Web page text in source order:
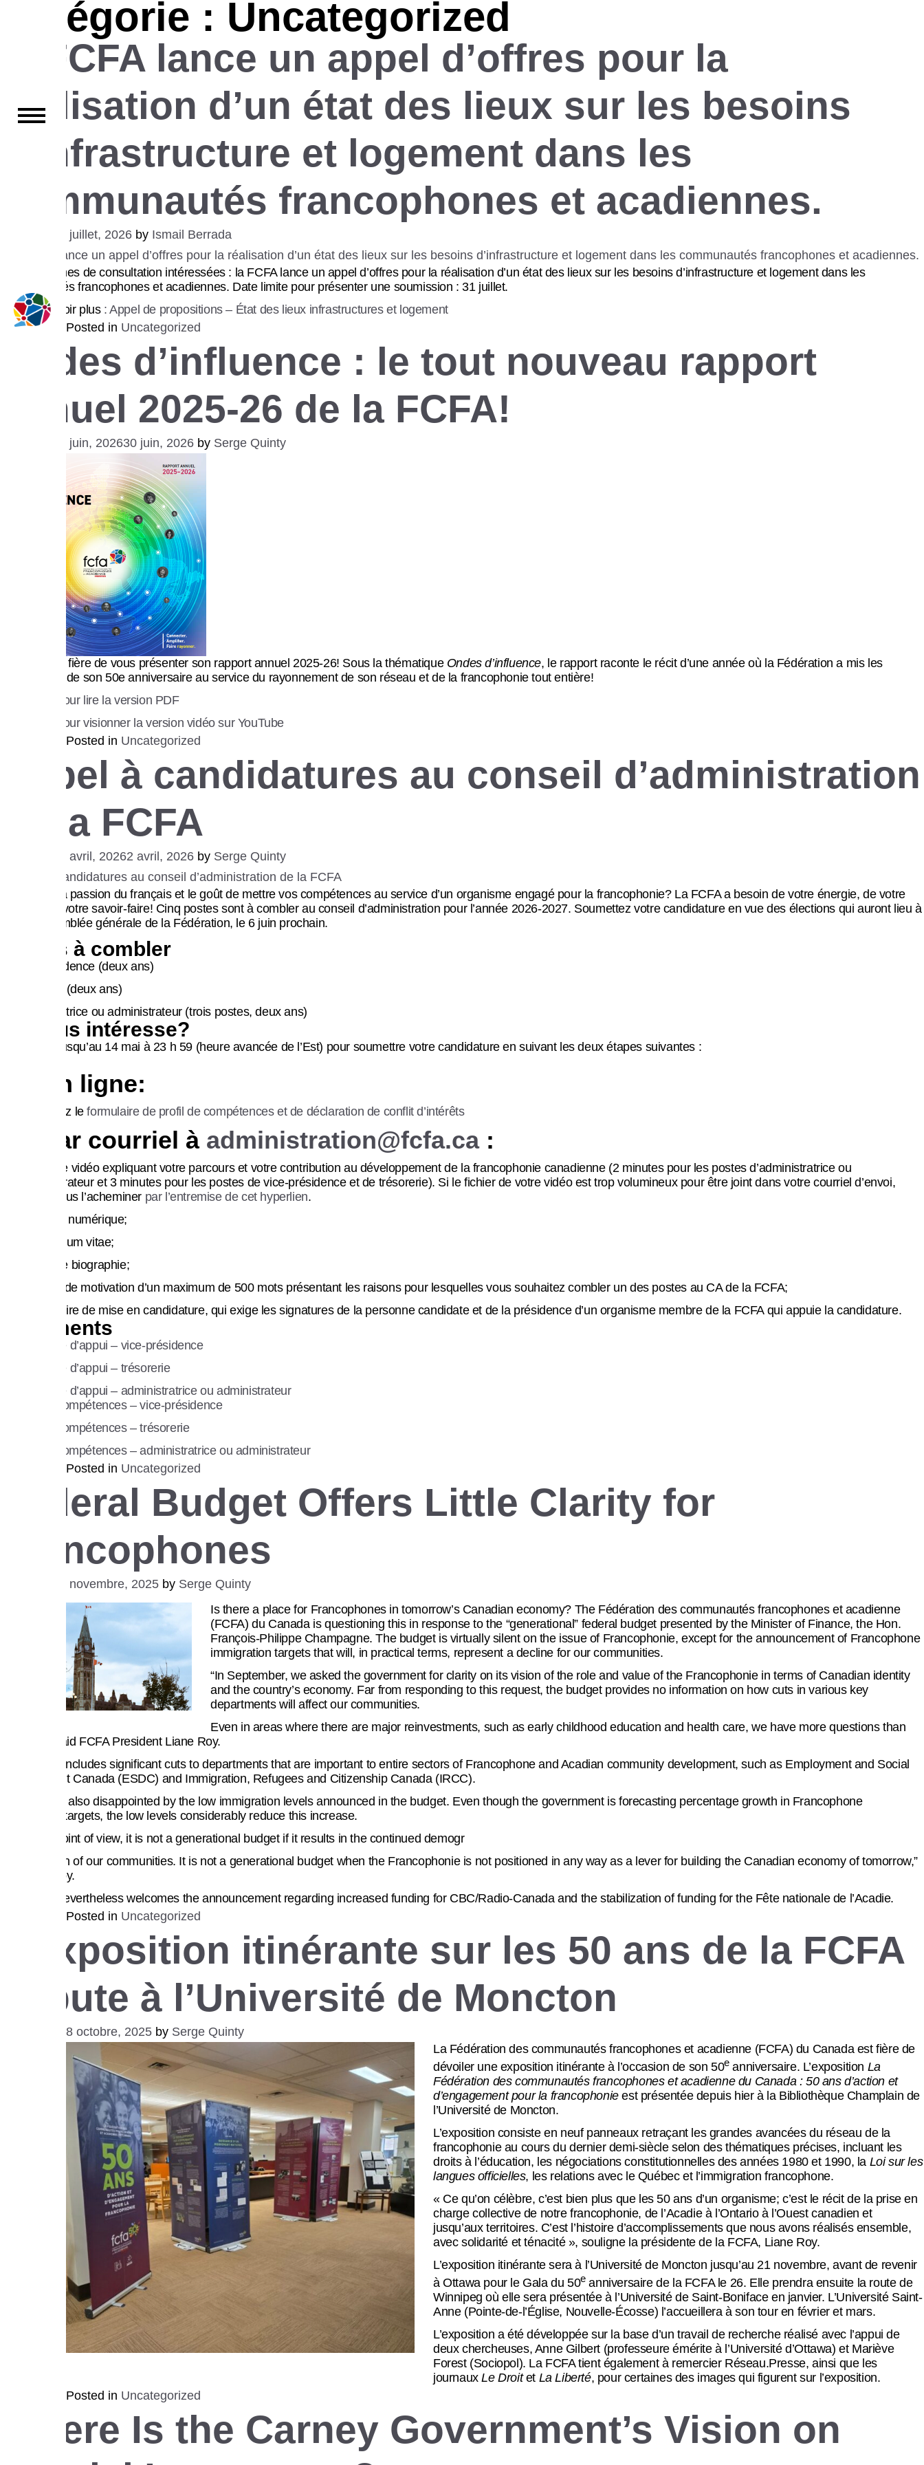
Ce que nous faisons
Événements
Ressources
Espace membre
Catégorie : Uncategorized
la FCFA lance un appel d’offres pour la
réalisation d’un état des lieux sur les besoins
d’infrastructure et logement dans les
communautés francophones et acadiennes.
6 juillet, 2026 by Ismail Berrada
Avis aux firmes de consultation intéressées : la FCFA lance un appel d’offres pour la réalisation d’un état des lieux sur les besoins d’infrastructure et logement dans les
communautés francophones et acadiennes. Date limite pour présenter une soumission : 31 juillet.
Pour en savoir plus : Appel de propositions – État des lieux infrastructures et logement
Posted in Uncategorized
Ondes d’influence : le tout nouveau rapport
annuel 2025-26 de la FCFA!
9 juin, 202630 juin, 2026 by Serge Quinty
La FCFA est fière de vous présenter son rapport annuel 2025-26! Sous la thématique Ondes d’influence, le rapport raconte le récit d’une année où la Fédération a mis les
célébrations de son 50e anniversaire au service du rayonnement de son réseau et de la francophonie tout entière!
Cliquez ici pour lire la version PDF
Cliquez ici pour visionner la version vidéo sur YouTube
Posted in Uncategorized
Appel à candidatures au conseil d’administration
de la FCFA
2 avril, 20262 avril, 2026 by Serge Quinty
Vous avez la passion du français et le goût de mettre vos compétences au service d’un organisme engagé pour la francophonie? La FCFA a besoin de votre énergie, de votre
vision et de votre savoir-faire! Cinq postes sont à combler au conseil d’administration pour l’année 2026-2027. Soumettez votre candidature en vue des élections qui auront lieu à
la 51e assemblée générale de la Fédération, le 6 juin prochain.
Postes à combler
Vice-présidence (deux ans)
Trésorerie (deux ans)
Administratrice ou administrateur (trois postes, deux ans)
Ça vous intéresse?
Vous avez jusqu’au 14 mai à 23 h 59 (heure avancée de l’Est) pour soumettre votre candidature en suivant les deux étapes suivantes :
1 – En ligne:
Remplissez leformulaire de profil de compétences et de déclaration de conflit d’intérêts
2 – Par courriel à administration@fcfa.ca:
Une courte vidéo expliquant votre parcours et votre contribution au développement de la francophonie canadienne (2 minutes pour les postes d’administratrice ou
d’administrateur et 3 minutes pour les postes de vice-présidence et de trésorerie). Si le fichier de votre vidéo est trop volumineux pour être joint dans votre courriel d’envoi,
veuillez nous l’acheminer par l’entremise de cet hyperlien.
Une photo numérique;
Un curriculum vitae;
Une courte biographie;
Une lettre de motivation d’un maximum de 500 mots présentant les raisons pour lesquelles vous souhaitez combler un des postes au CA de la FCFA;
Le formulaire de mise en candidature, qui exige les signatures de la personne candidate et de la présidence d’un organisme membre de la FCFA qui appuie la candidature.
Documents
Formulaire d’appui – vice-présidence
Formulaire d’appui – trésorerie
Formulaire d’appui – administratrice ou administrateur
Profil de compétences – vice-présidence
Profil de compétences – trésorerie
Profil de compétences – administratrice ou administrateur
Posted in Uncategorized
Federal Budget Offers Little Clarity for
Francophones
4 novembre, 2025 by Serge Quinty
Is there a place for Francophones in tomorrow’s Canadian economy? The Fédération des communautés francophones et acadienne
(FCFA) du Canada is questioning this in response to the “generational” federal budget presented by the Minister of Finance, the Hon.
François-Philippe Champagne. The budget is virtually silent on the issue of Francophonie, except for the announcement of Francophone
immigration targets that will, in practical terms, represent a decline for our communities.
“In September, we asked the government for clarity on its vision of the role and value of the Francophonie in terms of Canadian identity
and the country’s economy. Far from responding to this request, the budget provides no information on how cuts in various key
departments will affect our communities.
Even in areas where there are major reinvestments, such as early childhood education and health care, we have more questions than
answers,” said FCFA President Liane Roy.
The budget includes significant cuts to departments that are important to entire sectors of Francophone and Acadian community development, such as Employment and Social
Development Canada (ESDC) and Immigration, Refugees and Citizenship Canada (IRCC).
The FCFA is also disappointed by the low immigration levels announced in the budget. Even though the government is forecasting percentage growth in Francophone
immigration targets, the low levels considerably reduce this increase.
“From our point of view, it is not a generational budget if it results in the continued demogr
aphic erosion of our communities. It is not a generational budget when the Francophonie is not positioned in any way as a lever for building the Canadian economy of tomorrow,”
adds Ms. Roy.
The FCFA nevertheless welcomes the announcement regarding increased funding for CBC/Radio-Canada and the stabilization of funding for the Fête nationale de l’Acadie.
Posted in Uncategorized
L’exposition itinérante sur les 50 ans de la FCFA
débute à l’Université de Moncton
28 octobre, 2025 by Serge Quinty
La Fédération des communautés francophones et acadienne (FCFA) du Canada est fière de
dévoiler une exposition itinérante à l’occasion de son 50eanniversaire. L’exposition La
Fédération des communautés francophones et acadienne du Canada : 50 ans d’action et
d’engagement pour la francophonieest présentée depuis hier à la Bibliothèque Champlain de
l’Université de Moncton.
L’exposition consiste en neuf panneaux retraçant les grandes avancées du réseau de la
francophonie au cours du dernier demi-siècle selon des thématiques précises, incluant les
droits à l’éducation, les négociations constitutionnelles des années 1980 et 1990, la Loi sur les
langues officielles, les relations avec le Québec et l’immigration francophone.
« Ce qu’on célèbre, c’est bien plus que les 50 ans d’un organisme; c’est le récit de la prise en
charge collective de notre francophonie, de l’Acadie à l’Ontario à l’Ouest canadien et
jusqu’aux territoires. C’est l’histoire d’accomplissements que nous avons réalisés ensemble,
avec solidarité et ténacité », souligne la présidente de la FCFA, Liane Roy.
L’exposition itinérante sera à l’Université de Moncton jusqu’au 21 novembre, avant de revenir
à Ottawa pour le Gala du 50eanniversaire de la FCFA le 26. Elle prendra ensuite la route de
Winnipeg où elle sera présentée à l’Université de Saint-Boniface en janvier. L’Université Saint-
Anne (Pointe-de-l’Église, Nouvelle-Écosse) l’accueillera à son tour en février et mars.
L’exposition a été développée sur la base d’un travail de recherche réalisé avec l’appui de
deux chercheuses, Anne Gilbert (professeure émérite à l’Université d’Ottawa) et Mariève
Forest (Sociopol). La FCFA tient également à remercier Réseau.Presse, ainsi que les
journauxLe Droitet La Liberté, pour certaines des images qui figurent sur l’exposition.
Posted in Uncategorized
Where Is the Carney Government’s Vision on